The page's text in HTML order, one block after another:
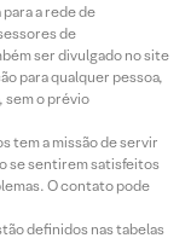
a rede de
de
ser divulgado no site
para qualquer pessoa,
sem o prévio
tem a missão de servir
se sentirem satisfeitos
O contato pode
definidos nas tabelas